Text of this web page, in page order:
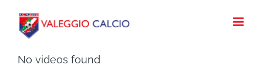
contenuto
No videos found